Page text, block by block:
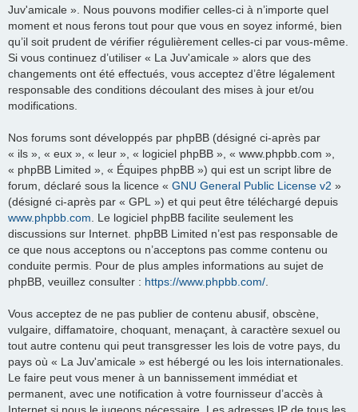
Juv'amicale ». Nous pouvons modifier celles-ci à n’importe quel
moment et nous ferons tout pour que vous en soyez informé, bien
qu’il soit prudent de vérifier régulièrement celles-ci par vous-même.
Si vous continuez d’utiliser « La Juv'amicale » alors que des
changements ont été effectués, vous acceptez d’être légalement
responsable des conditions découlant des mises à jour et/ou
modifications.
Nos forums sont développés par phpBB (désigné ci-après par
« ils », « eux », « leur », « logiciel phpBB », « www.phpbb.com »,
« phpBB Limited », « Équipes phpBB ») qui est un script libre de
forum, déclaré sous la licence « GNU General Public License v2 »
(désigné ci-après par « GPL ») et qui peut être téléchargé depuis
www.phpbb.com. Le logiciel phpBB facilite seulement les
discussions sur Internet. phpBB Limited n’est pas responsable de
ce que nous acceptons ou n’acceptons pas comme contenu ou
conduite permis. Pour de plus amples informations au sujet de
phpBB, veuillez consulter : https://www.phpbb.com/.
Vous acceptez de ne pas publier de contenu abusif, obscène,
vulgaire, diffamatoire, choquant, menaçant, à caractère sexuel ou
tout autre contenu qui peut transgresser les lois de votre pays, du
pays où « La Juv'amicale » est hébergé ou les lois internationales.
Le faire peut vous mener à un bannissement immédiat et
permanent, avec une notification à votre fournisseur d’accès à